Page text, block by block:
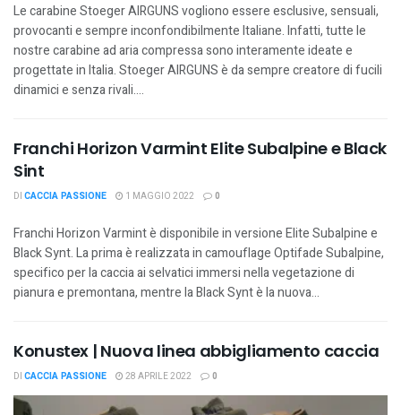
Le carabine Stoeger AIRGUNS vogliono essere esclusive, sensuali,
provocanti e sempre inconfondibilmente Italiane. Infatti, tutte le
nostre carabine ad aria compressa sono interamente ideate e
progettate in Italia. Stoeger AIRGUNS è da sempre creatore di fucili
dinamici e senza rivali....
Franchi Horizon Varmint Elite Subalpine e Black
Sint
DI CACCIA PASSIONE 1 MAGGIO 2022 0
Franchi Horizon Varmint è disponibile in versione Elite Subalpine e
Black Synt. La prima è realizzata in camouflage Optifade Subalpine,
specifico per la caccia ai selvatici immersi nella vegetazione di
pianura e premontana, mentre la Black Synt è la nuova...
Konustex | Nuova linea abbigliamento caccia
DI CACCIA PASSIONE 28 APRILE 2022 0